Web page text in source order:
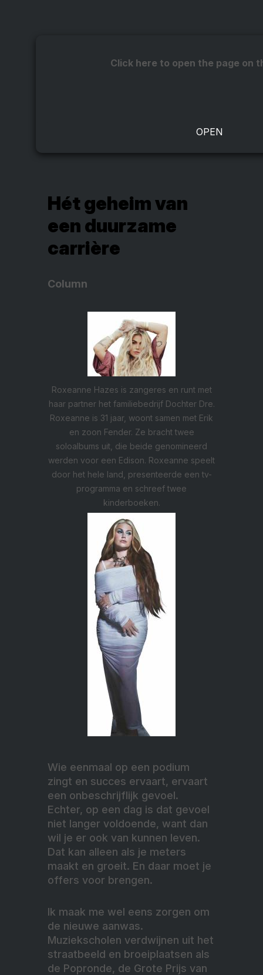
Click here to open the page on
Hét geheim van
een duurzame
carrière
Column
Roxeanne Hazes is zangeres en runt met
haar partner het familiebedrijf Dochter Dre.
Roxeanne is 31 jaar, woont samen met Erik
en zoon Fender. Ze bracht twee
soloalbums uit, die beide genomineerd
werden voor een Edison. Roxeanne speelt
door het hele land, presenteerde een tv-
programma en schreef twee
kinderboeken.
Wie eenmaal op een podium
zingt en succes ervaart, ervaart
een onbeschrijflijk gevoel.
Echter, op een dag is dat gevoel
niet langer voldoende, want dan
wil je er ook van kunnen leven.
Dat kan alleen als je meters
maakt en groeit. En daar moet je
offers voor brengen.
Ik maak me wel eens zorgen om
de nieuwe aanwas.
Muziekscholen verdwijnen uit het
straatbeeld en broeiplaatsen als
de Popronde, de Grote Prijs van